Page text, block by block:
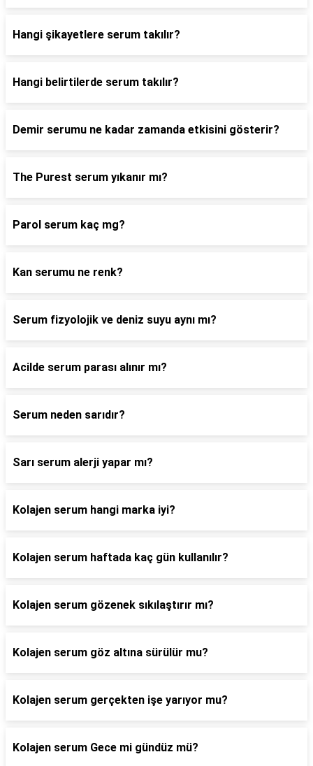
Hangi şikayetlere serum takılır?
Hangi belirtilerde serum takılır?
Demir serumu ne kadar zamanda etkisini gösterir?
The Purest serum yıkanır mı?
Parol serum kaç mg?
Kan serumu ne renk?
Serum fizyolojik ve deniz suyu aynı mı?
Acilde serum parası alınır mı?
Serum neden sarıdır?
Sarı serum alerji yapar mı?
Kolajen serum hangi marka iyi?
Kolajen serum haftada kaç gün kullanılır?
Kolajen serum gözenek sıkılaştırır mı?
Kolajen serum göz altına sürülür mu?
Kolajen serum gerçekten işe yarıyor mu?
Kolajen serum Gece mi gündüz mü?